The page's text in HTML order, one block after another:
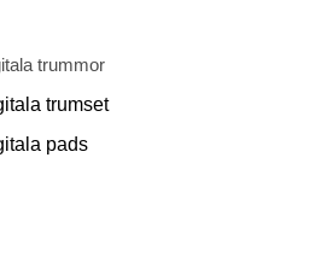
trummor
trumset
pads